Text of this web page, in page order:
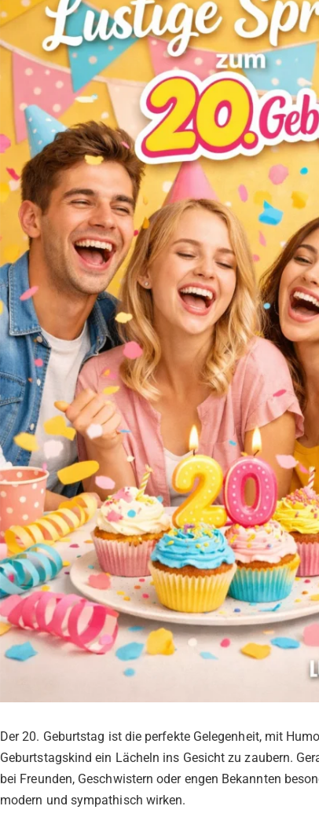
Der 20. Geburtstag ist die perfekte Gelegenheit, mit
Geburtstagskind ein Lächeln ins Gesicht zu zaubern.
bei Freunden, Geschwistern oder engen Bekannten
modern und sympathisch wirken.